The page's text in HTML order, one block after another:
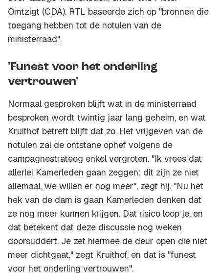
Omtzigt (CDA). RTL baseerde zich op "bronnen die
toegang hebben tot de notulen van de
ministerraad".
'Funest voor het onderling
vertrouwen'
Normaal gesproken blijft wat in de ministerraad
besproken wordt twintig jaar lang geheim, en wat
Kruithof betreft blijft dat zo. Het vrijgeven van de
notulen zal de ontstane ophef volgens de
campagnestrateeg enkel vergroten. "Ik vrees dat
allerlei Kamerleden gaan zeggen: dit zijn ze niet
allemaal, we willen er nog meer", zegt hij. "Nu het
hek van de dam is gaan Kamerleden denken dat
ze nog meer kunnen krijgen. Dat risico loop je, en
dat betekent dat deze discussie nog weken
doorsuddert. Je zet hiermee de deur open die niet
meer dichtgaat," zegt Kruithof, en dat is "funest
voor het onderling vertrouwen".